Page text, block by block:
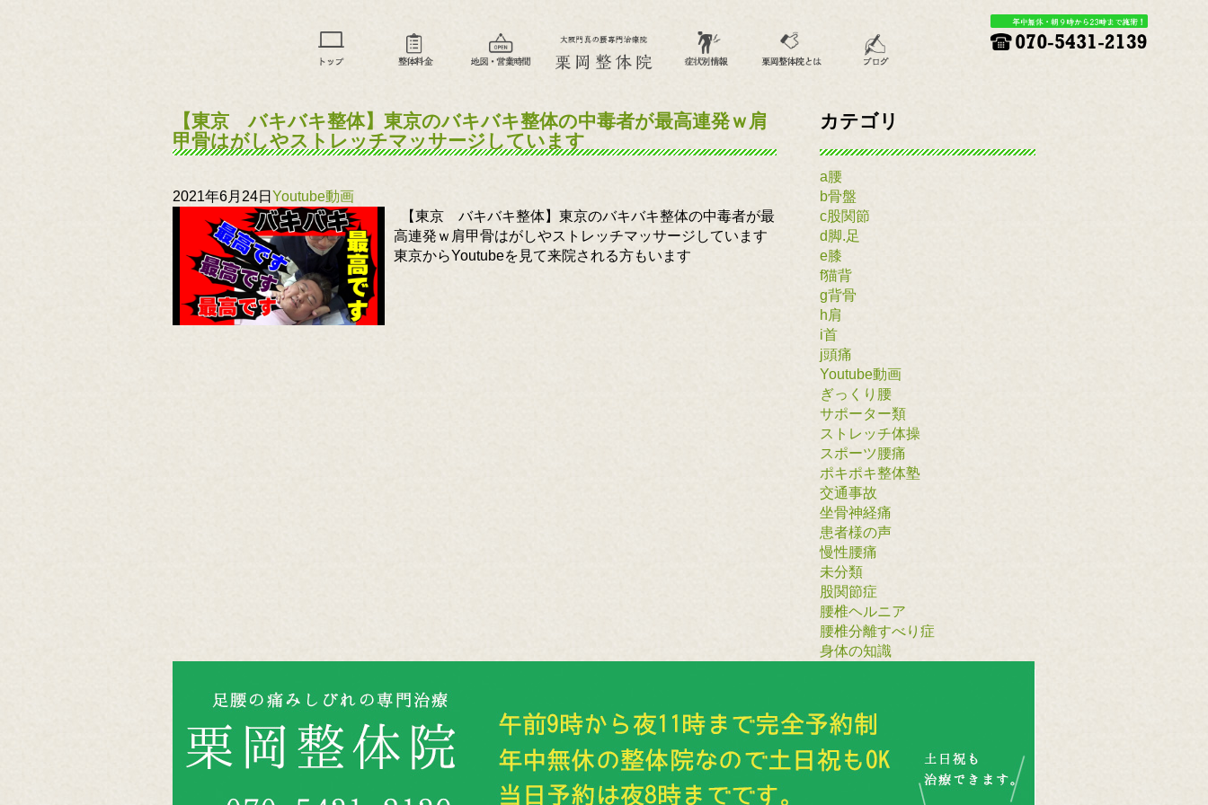
【東京 バキバキ整体】東京のバキバキ整体の中毒者が最高連発ｗ肩
甲骨はがしやストレッチマッサージしています
2021年6月24日 Youtube動画
【東京 バキバキ整体】東京のバキバキ整体の中毒者が最
高連発ｗ肩甲骨はがしやストレッチマッサージしています
東京からYoutubeを見て来院される方もいます
カテゴリ
a腰
b骨盤
c股関節
d脚.足
e膝
f猫背
g背骨
h肩
i首
j頭痛
Youtube動画
ぎっくり腰
サポーター類
ストレッチ体操
スポーツ腰痛
ポキポキ整体塾
交通事故
坐骨神経痛
患者様の声
慢性腰痛
未分類
股関節症
腰椎ヘルニア
腰椎分離すべり症
身体の知識